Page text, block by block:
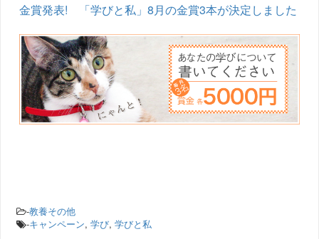
金賞発表! 「学びと私」8月の金賞3本が決定しました
-教養その他
-キャンペーン,学び,学びと私